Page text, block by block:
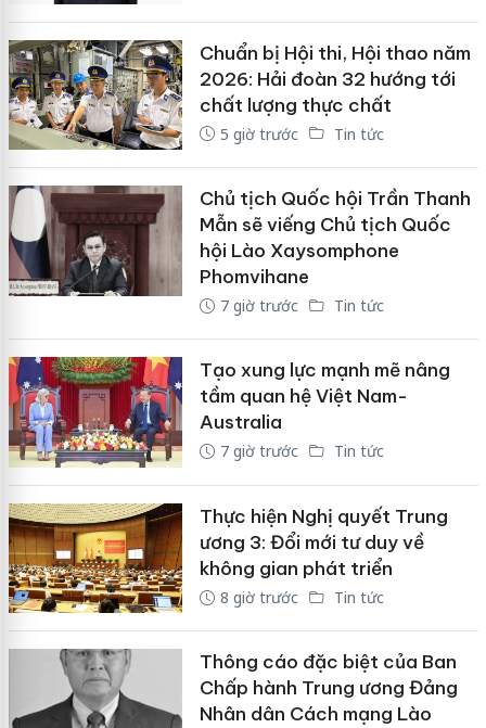
Chuẩn bị Hội thi, Hội thao năm
2026: Hải đoàn 32 hướng tới
chất lượng thực chất
5 giờ trước Tin tức
Chủ tịch Quốc hội Trần Thanh
Mẫn sẽ viếng Chủ tịch Quốc
hội Lào Xaysomphone
Phomvihane
7 giờ trước Tin tức
Tạo xung lực mạnh mẽ nâng
tầm quan hệ Việt Nam-
Australia
7 giờ trước Tin tức
Thực hiện Nghị quyết Trung
ương 3: Đổi mới tư duy về
không gian phát triển
8 giờ trước Tin tức
Thông cáo đặc biệt của Ban
Chấp hành Trung ương Đảng
Nhân dân Cách mạng Lào